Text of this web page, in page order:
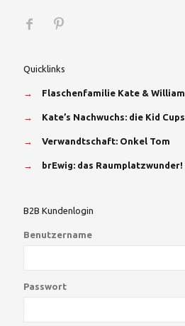
Quicklinks
→ Flaschenfamilie Kate & William
→ Kate’s Nachwuchs: die Kid Cups
→ Verwandtschaft: Onkel Tom
→ brEwig: das Raumplatzwunder!
B2B Kundenlogin
Benutzername
Passwort